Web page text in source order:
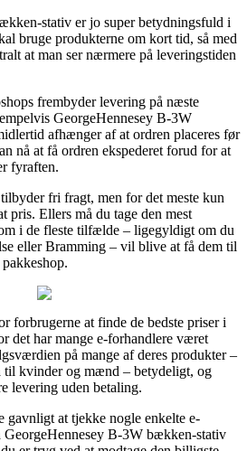
stativ er jo super betydningsfuld i
bruge produkterne om kort tid, så med
at man ser nærmere på leveringstiden
frembyder levering på næste
GeorgeHennesey B-3W
afhænger af at ordren placeres før
nå at få ordren ekspederet forud for at
fyraften.
fri fragt, men for det meste kun
pris. Ellers må du tage den mest
i de fleste tilfælde – ligegyldigt om du
eller Bramming – vil blive at få dem til
forbrugerne at finde de bedste priser i
det har mange e-forhandlere været
på mange af deres produkter –
til kvinder og mænd – betydeligt, og
levering uden betaling.
at tjekke nogle enkelte e-
GeorgeHennesey B-3W bækken-stativ